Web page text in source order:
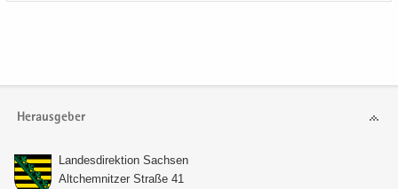
Herausgeber
Lan­des­di­rek­ti­on Sach­sen
Alt­chem­nit­zer Stra­ße 41